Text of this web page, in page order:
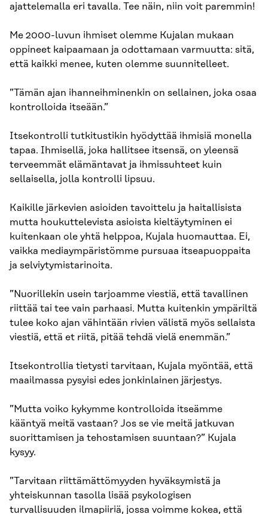
ajattelemalla eri tavalla. Tee näin, niin voit paremmin!
Me 2000-luvun ihmiset olemme Kujalan mukaan
oppineet kaipaamaan ja odottamaan varmuutta: sitä,
että kaikki menee, kuten olemme suunnitelleet.
”Tämän ajan ihanneihminenkin on sellainen, joka osaa
kontrolloida itseään.”
Itsekontrolli tutkitustikin hyödyttää ihmisiä monella
tapaa. Ihmisellä, joka hallitsee itsensä, on yleensä
terveemmät elämäntavat ja ihmissuhteet kuin
sellaisella, jolla kontrolli lipsuu.
Kaikille järkevien asioiden tavoittelu ja haitallisista
mutta houkuttelevista asioista kieltäytyminen ei
kuitenkaan ole yhtä helppoa, Kujala huomauttaa. Ei,
vaikka mediaympäristömme pursuaa itseapuoppaita
ja selviytymistarinoita.
”Nuorillekin usein tarjoamme viestiä, että tavallinen
riittää tai tee vain parhaasi. Mutta kuitenkin ympäriltä
tulee koko ajan vähintään rivien välistä myös sellaista
viestiä, että et riitä, pitää tehdä vielä enemmän.”
Itsekontrollia tietysti tarvitaan, Kujala myöntää, että
maailmassa pysyisi edes jonkinlainen järjestys.
”Mutta voiko kykymme kontrolloida itseämme
kääntyä meitä vastaan? Jos se vie meitä jatkuvan
suorittamisen ja tehostamisen suuntaan?” Kujala
kysyy.
”Tarvitaan riittämättömyyden hyväksymistä ja
yhteiskunnan tasolla lisää psykologisen
turvallisuuden ilmapiiriä, jossa voimme kokea, että